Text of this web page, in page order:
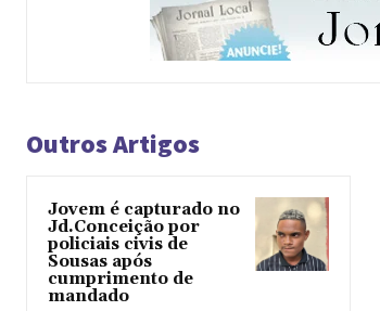
Outros Artigos
Jovem é capturado no
Jd.Conceição por
policiais civis de
Sousas após
cumprimento de
mandado